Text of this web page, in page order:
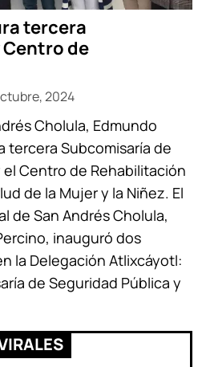
tercera
de
2024
Cholula, Edmundo
tercera Subcomisaría de
Centro de Rehabilitación
de la Mujer y la Niñez. El
de San Andrés Cholula,
inauguró dos
la Delegación Atlixcáyotl:
de Seguridad Pública y